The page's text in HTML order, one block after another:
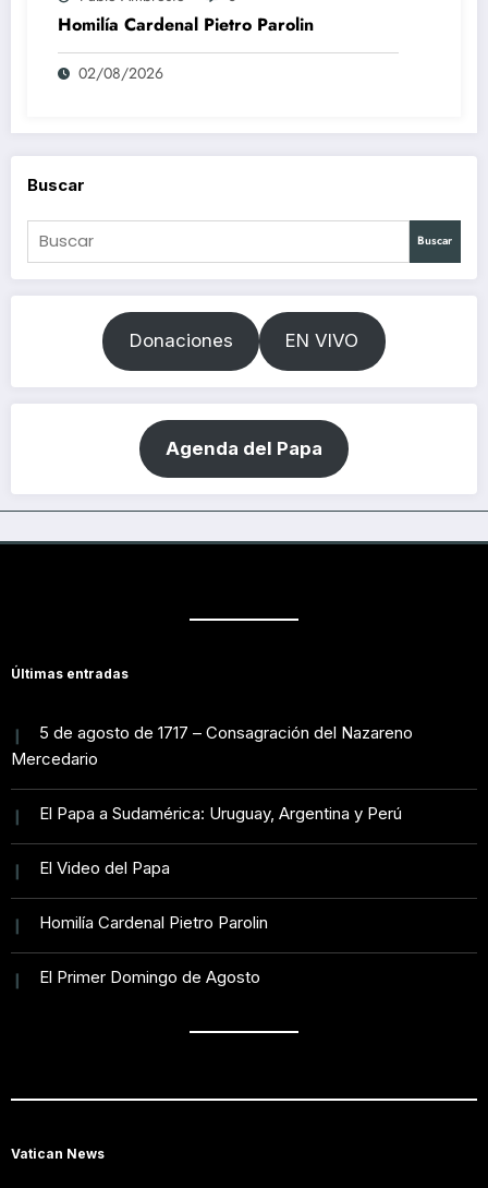
Homilía Cardenal Pietro Parolin
02/08/2026
Buscar
Buscar
Donaciones EN VIVO
Agenda del Papa
Últimas entradas
5 de agosto de 1717 – Consagración del Nazareno
Mercedario
El Papa a Sudamérica: Uruguay, Argentina y Perú
El Video del Papa
Homilía Cardenal Pietro Parolin
El Primer Domingo de Agosto
Vatican News